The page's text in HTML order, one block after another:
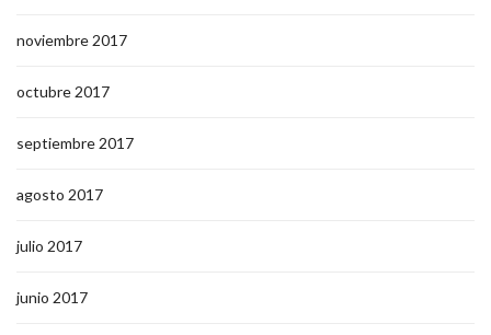
noviembre 2017
octubre 2017
septiembre 2017
agosto 2017
julio 2017
junio 2017